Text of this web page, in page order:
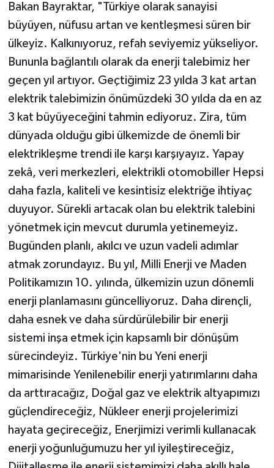
Bakan Bayraktar, "Türkiye olarak sanayisi
büyüyen, nüfusu artan ve kentleşmesi süren bir
ülkeyiz. Kalkınıyoruz, refah seviyemiz yükseliyor.
Bununla bağlantılı olarak da enerji talebimiz her
geçen yıl artıyor. Geçtiğimiz 23 yılda 3 kat artan
elektrik talebimizin önümüzdeki 30 yılda da en az
3 kat büyüyeceğini tahmin ediyoruz. Zira, tüm
dünyada olduğu gibi ülkemizde de önemli bir
elektrikleşme trendi ile karşı karşıyayız. Yapay
zekâ, veri merkezleri, elektrikli otomobiller Hepsi
daha fazla, kaliteli ve kesintisiz elektriğe ihtiyaç
duyuyor. Sürekli artacak olan bu elektrik talebini
yönetmek için mevcut durumla yetinemeyiz.
Bugünden planlı, akılcı ve uzun vadeli adımlar
atmak zorundayız. Bu yıl, Milli Enerji ve Maden
Politikamızın 10. yılında, ülkemizin uzun dönemli
enerji planlamasını güncelliyoruz. Daha dirençli,
daha esnek ve daha sürdürülebilir bir enerji
sistemi inşa etmek için kapsamlı bir dönüşüm
sürecindeyiz. Türkiye'nin bu Yeni enerji
mimarisinde Yenilenebilir enerji yatırımlarını daha
da arttıracağız, Doğal gaz ve elektrik altyapımızı
güçlendireceğiz, Nükleer enerji projelerimizi
hayata geçireceğiz, Enerjimizi verimli kullanacak
enerji yoğunluğumuzu her yıl iyileştireceğiz,